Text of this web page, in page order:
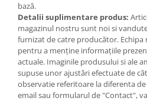
Jocuri de logica
Jocuri de memorie
Jocuri cu litere
Jocuri cu numere
Jocuri de indemanare
bază.
Detalii suplimentare produs:
magazinul nostru sunt noi si
furnizat de catre producător.
pentru a menține informațiile
actuale. Imaginile produsului si ale
supuse unor ajustări efectuate de
observatie referitoare la diferenta
email sau formularul de "Contact",